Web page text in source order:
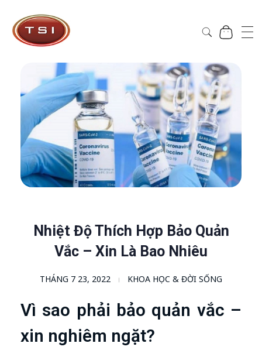
Nhiệt Độ Thích Hợp Bảo Quản
Vắc – Xin Là Bao Nhiêu
THÁNG 7 23, 2022 KHOA HỌC & ĐỜI SỐNG
Vì sao phải bảo quản vắc –
xin nghiêm ngặt?